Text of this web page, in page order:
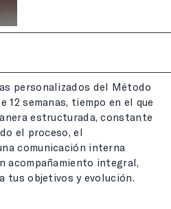
personalizados del Método
12 semanas, tiempo en el que
estructurada, constante
el proceso, el
comunicación interna
acompañamiento integral,
tus objetivos y evolución.